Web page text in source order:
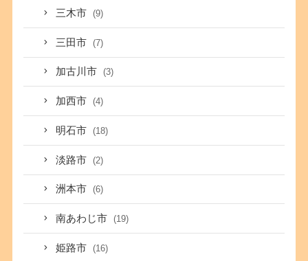
三木市 (9)
三田市 (7)
加古川市 (3)
加西市 (4)
明石市 (18)
淡路市 (2)
洲本市 (6)
南あわじ市 (19)
姫路市 (16)